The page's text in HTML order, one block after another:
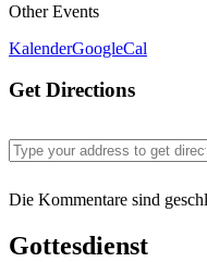
Other Events
KalenderGoogleCal
Get Directions
Die Kommentare sind
Gottesdienst